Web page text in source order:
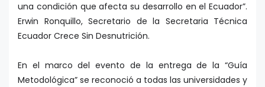
una condición que afecta su desarrollo en el Ecuador”.
Erwin Ronquillo, Secretario de la Secretaria Técnica
Ecuador Crece Sin Desnutrición.
En el marco del evento de la entrega de la “Guía
Metodológica” se reconoció a todas las universidades y